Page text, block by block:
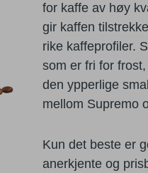
for kaffe av høy
gir kaffen
rike kaffeprofiler.
som er fri for
den ypperlige
mellom Supremo
Kun det beste er
anerkjente og